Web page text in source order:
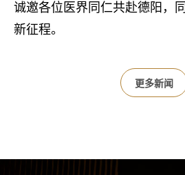
诚邀各位医界同仁共赴德阳，
新征程。
更多新闻